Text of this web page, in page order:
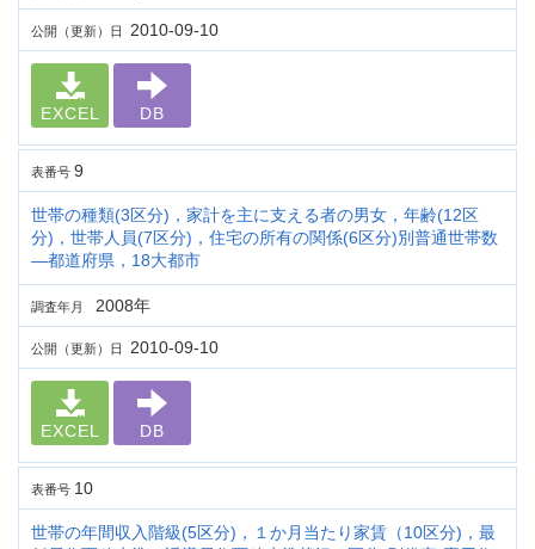
公開（更新）日 2010-09-10
EXCEL DB
表番号 9
世帯の種類(3区分)，家計を主に支える者の男女，年齢(12区
分)，世帯人員(7区分)，住宅の所有の関係(6区分)別普通世帯数
―都道府県，18大都市
調査年月 2008年
公開（更新）日 2010-09-10
EXCEL DB
表番号 10
世帯の年間収入階級(5区分)，１か月当たり家賃（10区分)，最